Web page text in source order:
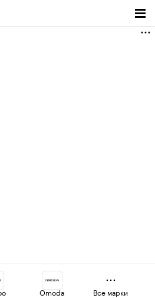
Omoda Все марки